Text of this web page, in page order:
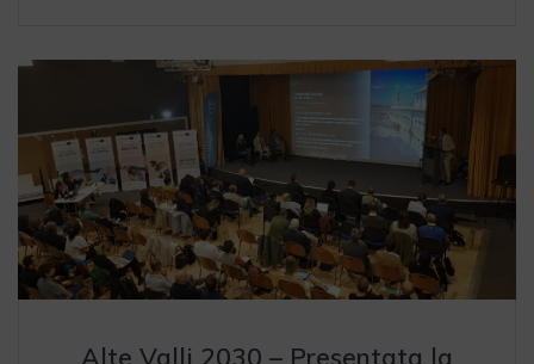
Alte Valli 2030 – Presentata la